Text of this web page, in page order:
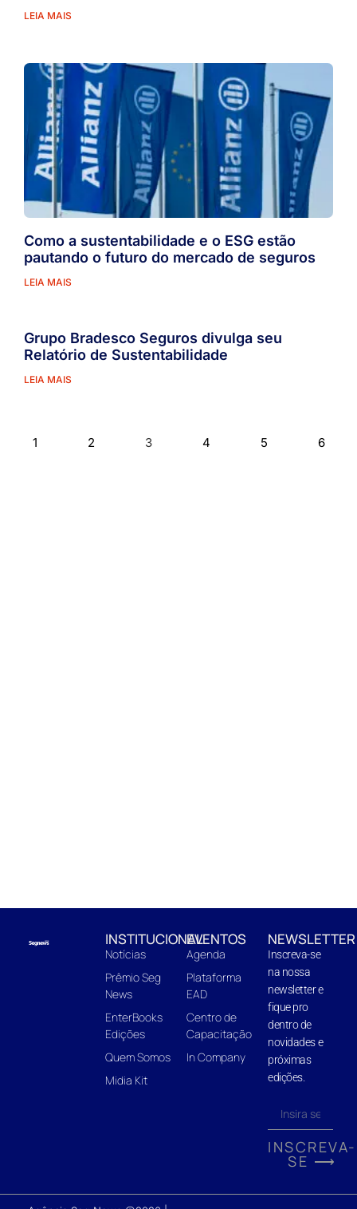
LEIA MAIS
Como a sustentabilidade e o ESG estão
pautando o futuro do mercado de seguros
LEIA MAIS
Grupo Bradesco Seguros divulga seu
Relatório de Sustentabilidade
LEIA MAIS
1 2 3 4 5 6
INSTITUCIONAL
Notícias
Prêmio Seg
News
EnterBooks
Edições
Quem Somos
Midia Kit
EVENTOS
Agenda
Plataforma
EAD
Centro de
Capacitação
In Company
NEWSLETTER
Inscreva-se
na nossa
newsletter e
fique pro
dentro de
novidades e
próximas
edições.
INSCREVA-
SE ⟶